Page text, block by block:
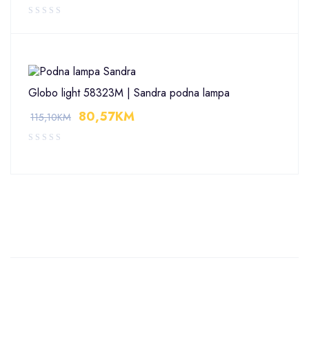
Globo light 58323M | Sandra podna lampa
115,10KM 80,57KM